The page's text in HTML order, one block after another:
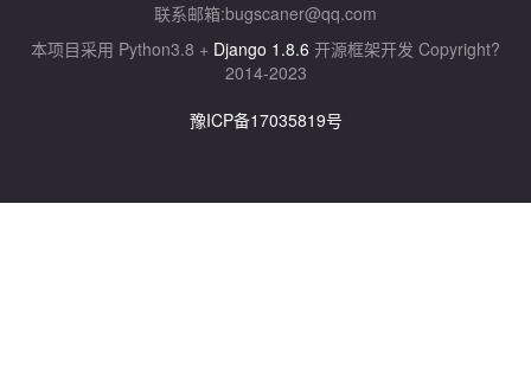
联系邮箱:bugscaner@qq.com
本项目采用 Python3.8 + Django 1.8.6 开源框架开发 Copyright?
2014-2023
豫ICP备17035819号